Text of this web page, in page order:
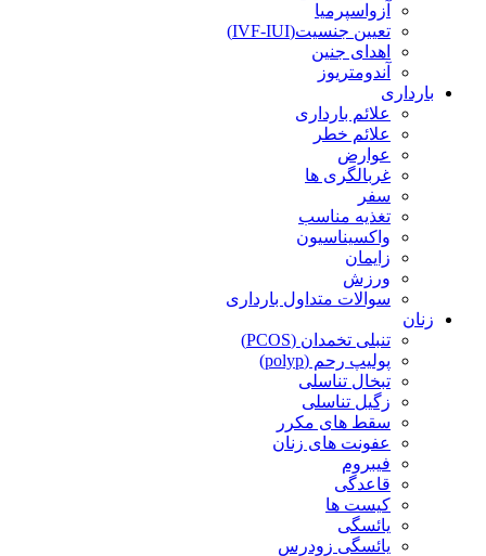
آزواسپرمیا
تعیین جنسیت(IVF-IUI)
اهدای جنین
آندومتریوز
بارداری
علائم بارداری
علائم خطر
عوارض
غربالگری ها
سفر
تغذیه مناسب
واکسیناسیون
زایمان
ورزش
سوالات متداول بارداری
زنان
تنبلی تخمدان (PCOS)
پولیپ رحم (polyp)
تبخال تناسلی
زگیل تناسلی
سقط های مکرر
عفونت های زنان
فیبروم
قاعدگی
کیست ها
یائسگی
یائسگی زودرس